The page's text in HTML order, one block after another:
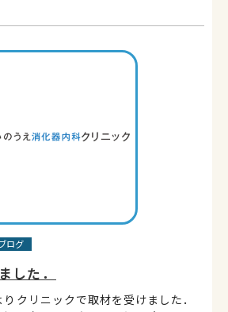
ログ
した．
クリニックで取材を受けました．